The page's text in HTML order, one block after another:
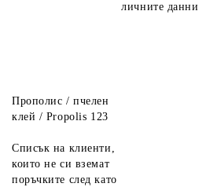
личните данни
Прополис / пчелен
клей / Propolis 123
Списък на клиенти,
които не си вземат
поръчките след като